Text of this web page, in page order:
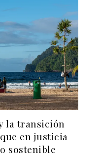
la transición
en justicia
sostenible